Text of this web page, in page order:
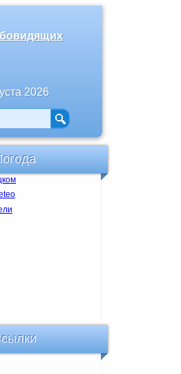
2026